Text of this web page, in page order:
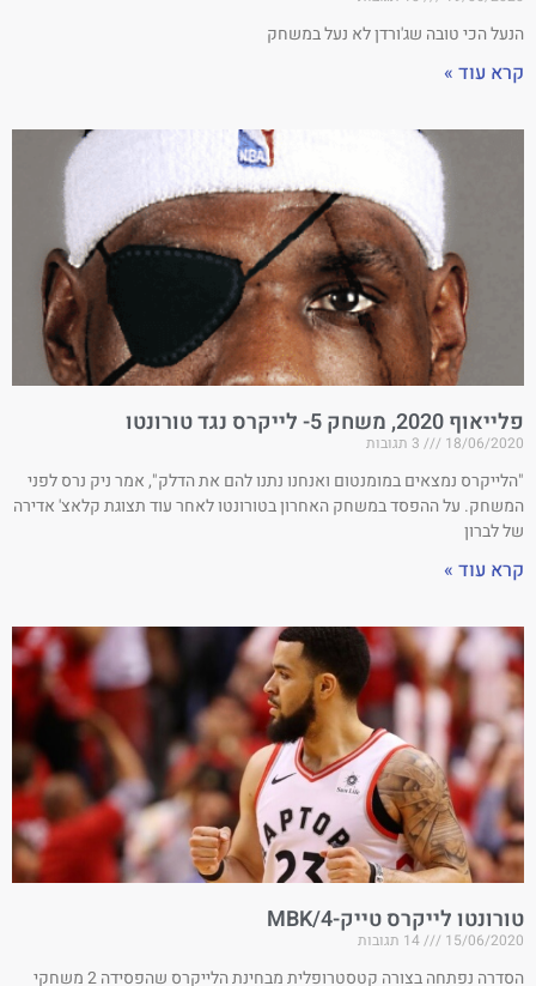
הנעל הכי טובה שג'ורדן לא נעל במשחק
קרא עוד »
פלייאוף 2020, משחק 5- לייקרס נגד טורונטו
18/06/2020
"הלייקרס נמצאים במומנטום ואנחנו נתנו להם את הדלק", אמר ניק נרס לפני
המשחק. על ההפסד במשחק האחרון בטורונטו לאחר עוד תצוגת קלאצ' אדירה
של לברון
קרא עוד »
טורונטו לייקרס טייק-4/MBK
15/06/2020
הסדרה נפתחה בצורה קטסטרופלית מבחינת הלייקרס שהפסידה 2 משחקי